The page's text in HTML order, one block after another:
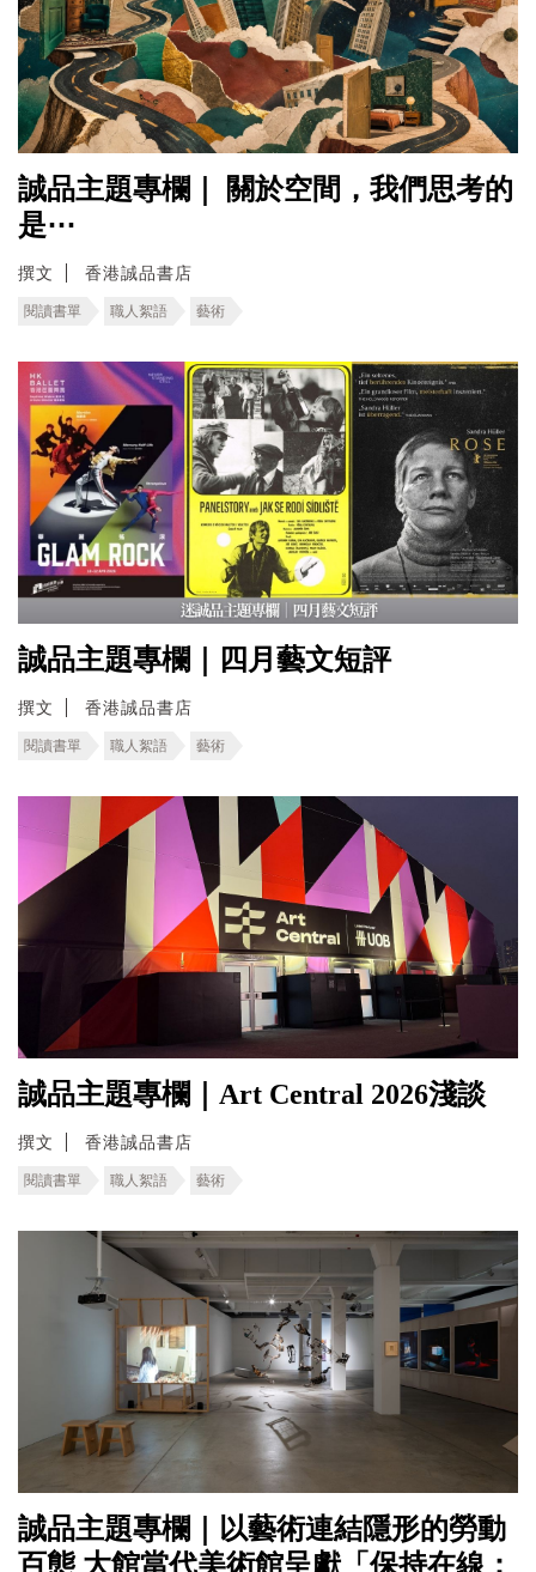
誠品主題專欄｜ ​關於空間，我們思考的
是⋯
撰文 香港誠品書店
閱讀書單 職人絮語 藝術
誠品主題專欄｜四月藝文短評
撰文 香港誠品書店
閱讀書單 職人絮語 藝術
誠品主題專欄｜Art Central 2026淺談
撰文 香港誠品書店
閱讀書單 職人絮語 藝術
誠品主題專欄｜以藝術連結隱形的勞動
百態 ⼤館當代美術館呈獻「保持在線：